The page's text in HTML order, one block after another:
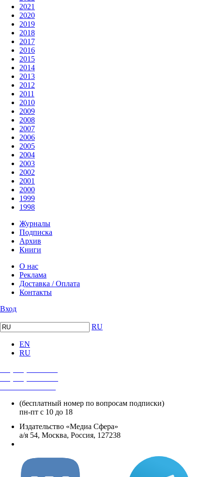
2021
2020
2019
2018
2017
2016
2015
2014
2013
2012
2011
2010
2009
2008
2007
2006
2005
2004
2003
2002
2001
2000
1999
1998
Журналы
Подписка
Архив
Книги
О нас
Реклама
Доставка / Оплата
Контакты
Вход
RU
EN
RU
(бесплатный номер по вопросам подписки)
пн-пт с 10 до 18
Издательство «Медиа Сфера»
а/я 54, Москва, Россия, 127238